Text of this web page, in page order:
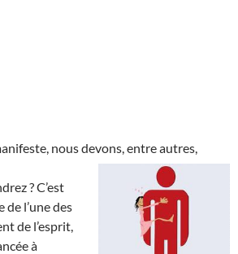
nous devons, entre autres,
? C’est
l’une des
de l’esprit,
à